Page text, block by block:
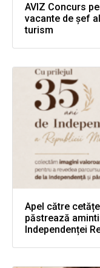
AVIZ Concurs
vacante de şef
turism
Apel către
păstrează
Independenței